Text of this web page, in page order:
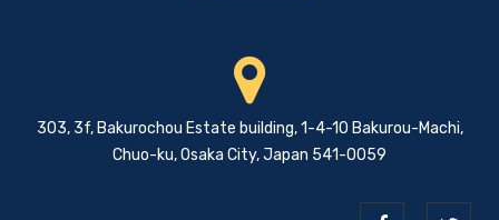
303, 3f, Bakurochou Estate building, 1-4-10 Bakurou-Machi,
Chuo-ku, Osaka City, Japan 541-0059